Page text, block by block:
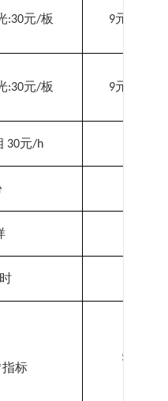
:30元/板 9元
:30元/板 9元
30元/h
指标
50